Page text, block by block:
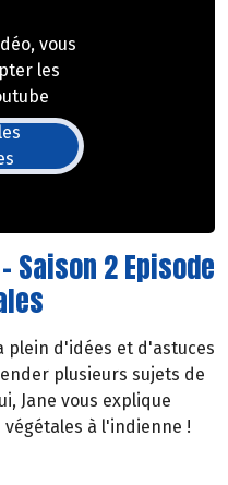
vous
les
Saison 2 Episode
plein d'idées et d'astuces
plusieurs sujets de
Jane vous explique
à l'indienne !